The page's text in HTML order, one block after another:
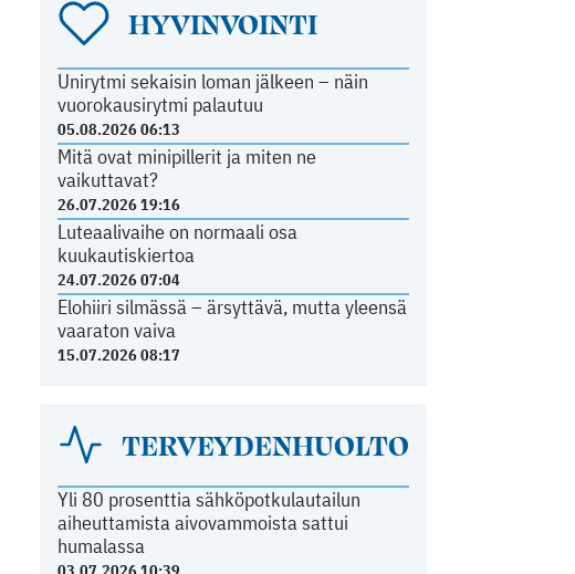
HYVINVOINTI
Unirytmi sekaisin loman jälkeen – näin
vuorokausirytmi palautuu
05.08.2026 06:13
Mitä ovat minipillerit ja miten ne
vaikuttavat?
26.07.2026 19:16
Luteaalivaihe on normaali osa
kuukautiskiertoa
24.07.2026 07:04
Elohiiri silmässä – ärsyttävä, mutta yleensä
vaaraton vaiva
15.07.2026 08:17
TERVEYDENHUOLTO
Yli 80 prosenttia sähköpotkulautailun
aiheuttamista aivovammoista sattui
humalassa